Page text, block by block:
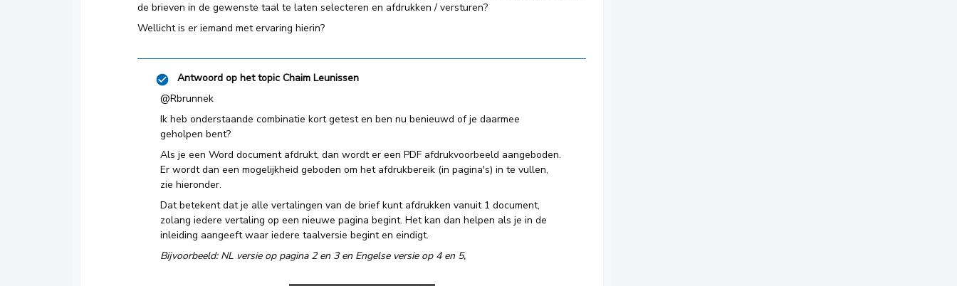
de brieven in de gewenste taal te laten selecteren en afdrukken / versturen?
Wellicht is er iemand met ervaring hierin?
Antwoord op het topic Chaim Leunissen
@Rbrunnek
Ik heb onderstaande combinatie kort getest en ben nu benieuwd of je daarmee
geholpen bent?
Als je een Word document afdrukt, dan wordt er een PDF afdrukvoorbeeld aangeboden.
Er wordt dan een mogelijkheid geboden om het afdrukbereik (in pagina's) in te vullen,
zie hieronder.
Dat betekent dat je alle vertalingen van de brief kunt afdrukken vanuit 1 document,
zolang iedere vertaling op een nieuwe pagina begint. Het kan dan helpen als je in de
inleiding aangeeft waar iedere taalversie begint en eindigt.
Bijvoorbeeld: NL versie op pagina 2 en 3 en Engelse versie op 4 en 5,